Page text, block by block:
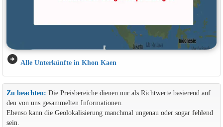
arrow_circle_right Alle Unterkünfte in Khon Kaen
Zu beachten: Die Preisbereiche dienen nur als Richtwerte basierend auf
den von uns gesammelten Informationen.
Ebenso kann die Geolokalisierung manchmal ungenau oder sogar fehlend
sein.